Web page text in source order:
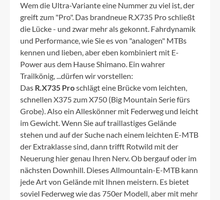
Wem die Ultra-Variante eine Nummer zu viel ist, der
greift zum "Pro". Das brandneue R.X735 Pro schließt
die Lücke - und zwar mehr als gekonnt. Fahrdynamik
und Performance, wie Sie es von "analogen" MTBs
kennen und lieben, aber eben kombiniert mit E-
Power aus dem Hause Shimano. Ein wahrer
Trailkönig, ...dürfen wir vorstellen:
Das R.X735 Proschlägt eine Brücke vom leichten,
schnellen X375 zum X750 (Big Mountain Serie fürs
Grobe). Also ein Alleskönner mit Federweg und leicht
im Gewicht. Wenn Sie auf traillastiges Gelände
stehen und auf der Suche nach einem leichten E-MTB
der Extraklasse sind, dann trifft Rotwild mit der
Neuerung hier genau Ihren Nerv. Ob bergauf oder im
nächsten Downhill. Dieses Allmountain-E-MTB kann
jede Art von Gelände mit Ihnen meistern. Es bietet
soviel Federweg wie das 750er Modell, aber mit mehr